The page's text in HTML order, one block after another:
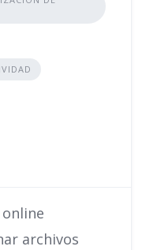
online
archivos